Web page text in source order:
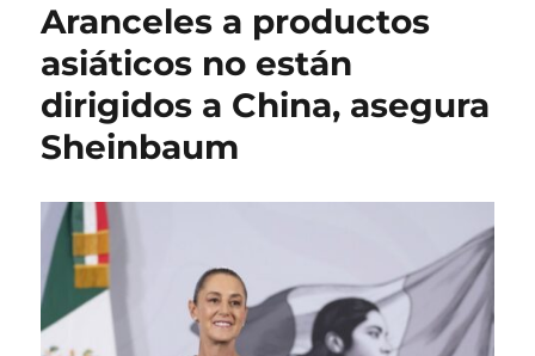
c
d
o
e
o
a
s
Aranceles a productos
asiáticos no están
dirigidos a China, asegura
Sheinbaum